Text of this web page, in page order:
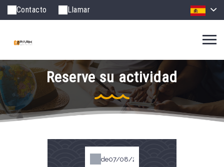
Contacto Llamar
Reserve su actividad
de